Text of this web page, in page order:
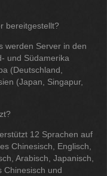
bereitgestellt?
werden Server in den
und Südamerika
(Deutschland,
(Japan, Singapur,
12 Sprachen auf
Chinesisch, Englisch,
Arabisch, Japanisch,
Chinesisch und